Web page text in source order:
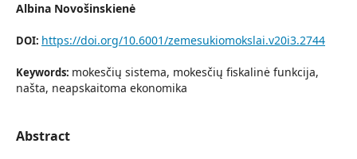
Albina Novošinskienė
DOI: https://doi.org/10.6001/zemesukiomokslai.v20i3.2744
Keywords: mokesčių sistema, mokesčių fiskalinė funkcija,
našta, neapskaitoma ekonomika
Abstract